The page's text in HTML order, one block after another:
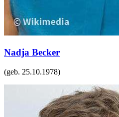
Nadja Becker
(geb. 25.10.1978)